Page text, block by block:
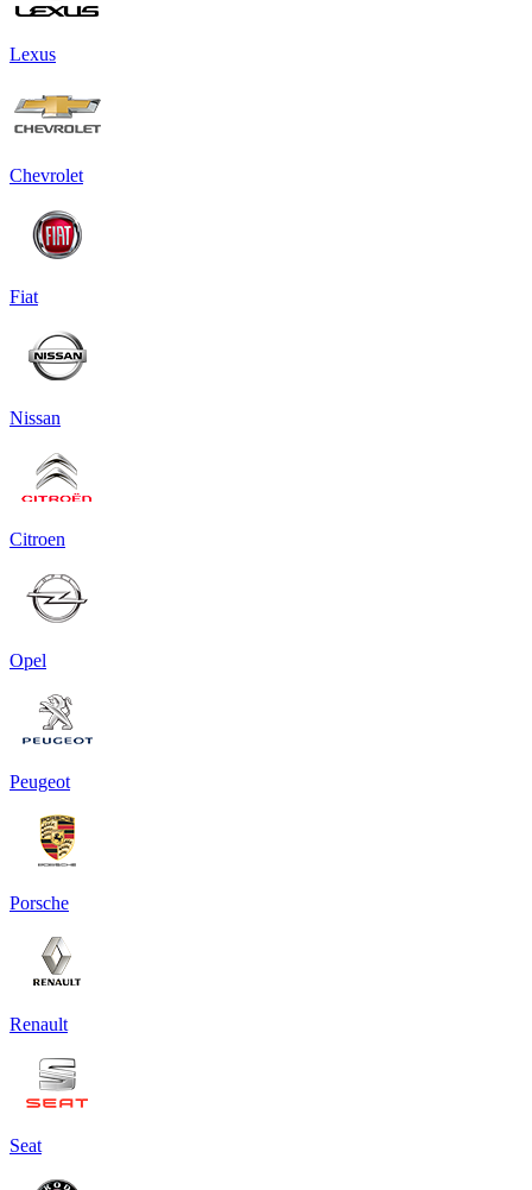
Lexus
Chevrolet
Fiat
Nissan
Citroen
Opel
Peugeot
Porsche
Renault
Seat